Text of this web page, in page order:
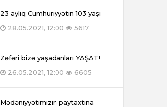
23 aylıq Cümhuriyyətin 103 yaşı
28.05.2021, 12:00
5617
Zəfəri bizə yaşadanları YAŞAT!
26.05.2021, 12:00
6605
Mədəniyyətimizin paytaxtına